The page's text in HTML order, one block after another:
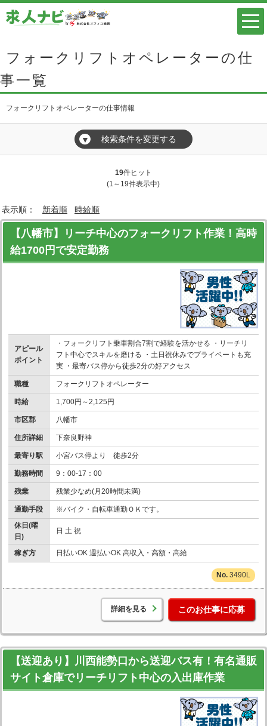
フォークリフトオペレーターの仕
事一覧
フォークリフトオペレーターの仕事情報
▼ 検索条件を変更する
19件ヒット
(1～19件表示中)
表示順： 新着順 時給順
【八幡市】リーチ中心のフォークリフト作業！高時
給1700円で安定勤務
アピール
ポイント
・フォークリフト乗車割合7割で経験を活かせる ・リーチリ
フト中心でスキルを磨ける ・土日祝休みでプライベートも充
実 ・最寄バス停から徒歩2分の好アクセス
職種 フォークリフトオペレーター
時給 1,700円～2,125円
市区郡 八幡市
住所詳細 下奈良野神
最寄り駅 小宮バス停より 徒歩2分
勤務時間 9：00-17：00
残業 残業少なめ(月20時間未満)
通勤手段
※バイク・自転車通勤ＯＫです。
休日(曜
日)
日 土 祝
稼ぎ方 日払いOK 週払いOK 高収入・高額・高給
3490L
詳細を見る このお仕事に応募
【送迎あり】川西能勢口から送迎バス有！有名通販
サイト倉庫でリーチリフト中心の入出庫作業